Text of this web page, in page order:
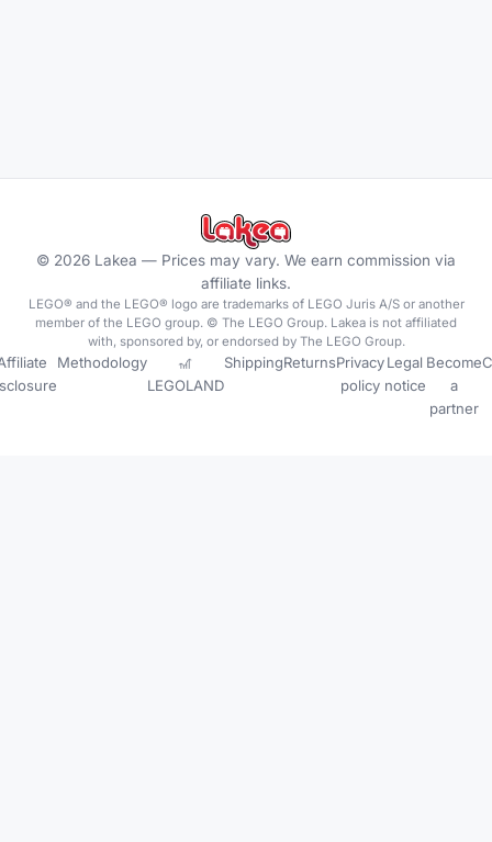
© 2026 Lakea — Prices may vary. We earn commission via
affiliate links.
LEGO® and the LEGO® logo are trademarks of LEGO Juris A/S or another
member of the LEGO group. © The LEGO Group. Lakea is not affiliated
with, sponsored by, or endorsed by The LEGO Group.
Methodology
🎢
LEGOLAND
ShippingReturnsPrivacy
policy
Legal
notice
Become
a
partner